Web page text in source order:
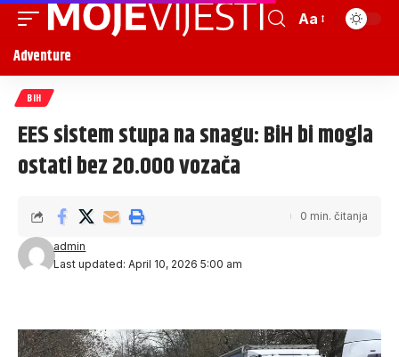
Aa
Adventure
BIH
EES sistem stupa na snagu: BiH bi mogla
ostati bez 20.000 vozača
Last updated: April 10, 2026 5:00 am
admin
0 min. čitanja